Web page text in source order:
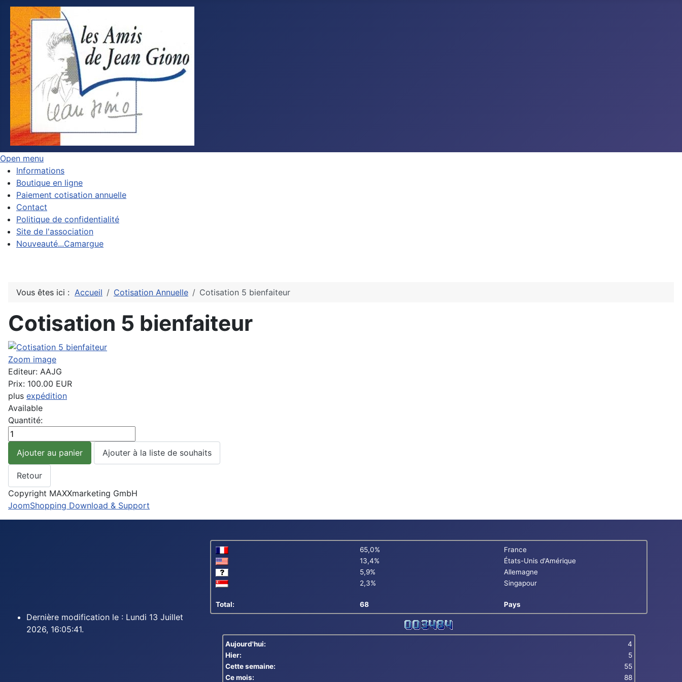
Open menu
Informations
Boutique en ligne
Paiement cotisation annuelle
Contact
Politique de confidentialité
Site de l'association
Nouveauté...Camargue
Vous êtes ici : Accueil Cotisation Annuelle Cotisation 5 bienfaiteur
Cotisation 5 bienfaiteur
Zoom image
Editeur: AAJG
Prix: 100.00 EUR
plus expédition
Available
Quantité:
Copyright MAXXmarketing GmbH
JoomShopping Download & Support
Dernière modification le : Lundi 13 Juillet
2026, 16:05:41.
65,0%
France
13,4%
États-Unis d'Amérique
5,9%
Allemagne
2,3%
Singapour
Total: 68 Pays
Aujourd'hui:
4
Hier:
5
Cette semaine:
55
Ce mois:
88